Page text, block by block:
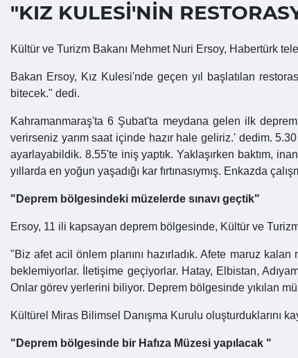
"KIZ KULESİ'NİN
Kültür ve Turizm Bakanı Mehmet Nuri Ersoy, Habertürk
Bakan Ersoy, Kız Kulesi'nde geçen yıl başlatılan
bitecek." dedi.
Kahramanmaraş'ta 6 Şubat'ta meydana gelen ilk
verirseniz yarım saat içinde hazır hale geliriz.' dedim.
ayarlayabildik. 8.55'te iniş yaptık. Yaklaşırken baktım,
yıllarda en yoğun yaşadığı kar fırtınasıymış. Enkazda
"Deprem bölgesindeki müzelerde sınavı geçtik"
Ersoy, 11 ili kapsayan deprem bölgesinde, Kültür ve
"Biz afet acil önlem planını hazırladık. Afete maruz
beklemiyorlar. İletişime geçiyorlar. Hatay, Elbistan,
Onlar görev yerlerini biliyor. Deprem bölgesinde yıkılan
Kültürel Miras Bilimsel Danışma Kurulu oluşturduklarını
"Deprem bölgesinde bir Hafıza Müzesi yapılacak "